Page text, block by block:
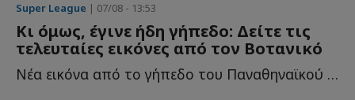
Super League | 07/08 - 13:53
Κι όμως, έγινε ήδη γήπεδο: Δείτε τις
τελευταίες εικόνες από τον Βοτανικό
Νέα εικόνα από το γήπεδο του Παναθηναϊκού και τις εγκαταστάσεις τ...